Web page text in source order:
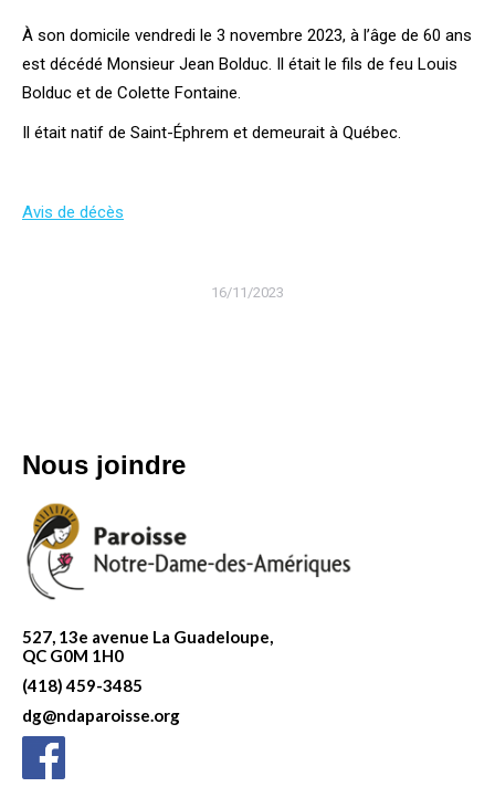
À son domicile vendredi le 3 novembre 2023, à l’âge de 60 ans
est décédé Monsieur Jean Bolduc. Il était le fils de feu Louis
Bolduc et de Colette Fontaine.
Il était natif de Saint-Éphrem et demeurait à Québec.
Avis de décès
16/11/2023
Nous joindre
527, 13e avenue La Guadeloupe,
QC G0M 1H0
(418) 459-3485
dg@ndaparoisse.org